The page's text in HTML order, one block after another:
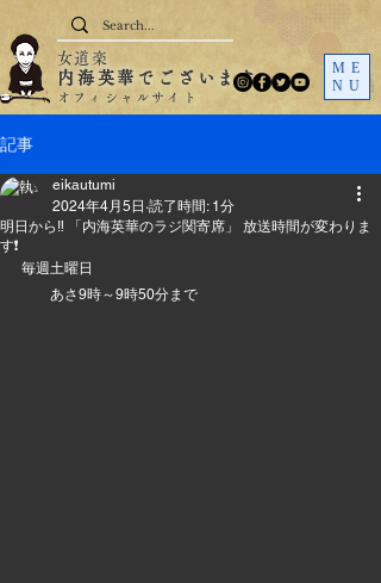
ME
NU
女道楽
内海英華でございます
オフィシャルサイト
記事
明日から‼️ 「内海英華のラジ関寄席」 放送時間が変わりま
す❗
eikautumi
2024年4月5日 読了時間: 1分
毎週土曜日
あさ9時～9時50分まで